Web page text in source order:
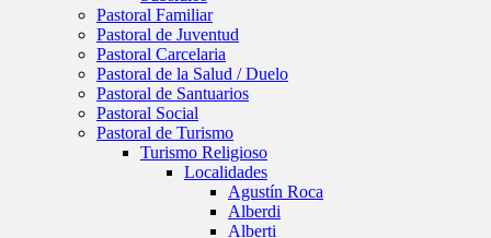
Pastoral Familiar
Pastoral de Juventud
Pastoral Carcelaria
Pastoral de la Salud / Duelo
Pastoral de Santuarios
Pastoral Social
Pastoral de Turismo
Turismo Religioso
Localidades
Agustín Roca
Alberdi
Alberti